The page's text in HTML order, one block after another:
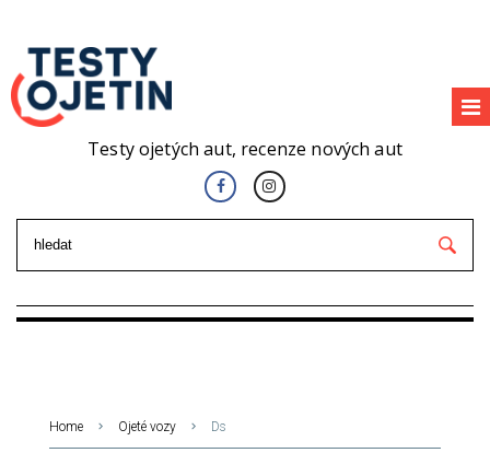
Testy ojetých aut, recenze nových aut
Home Ojeté vozy Ds